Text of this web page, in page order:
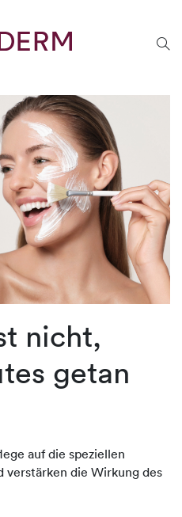
nicht,
getan
auf die speziellen
verstärken die Wirkung des
nach Hautbedürfnis